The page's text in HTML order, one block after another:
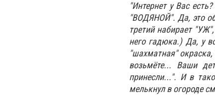
"Интернет у Вас
"ВОДЯНОЙ". Да, это
третий набирает
него гадюка.) Да, у
"шахматная"
возьмёте... Ваши
принесли...". И в
мелькнул в огороде